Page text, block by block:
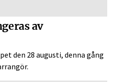
av
den 28 augusti, denna gång